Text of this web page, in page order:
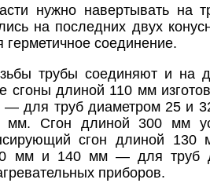
нужно навертывать на
на последних двух
герметичное соединение.
трубы соединяют и на
сгоны длиной 110 мм
для труб диаметром 25 и
Сгон длиной 300 мм
сгон длиной 130
мм и 140 мм — для труб
приборов.